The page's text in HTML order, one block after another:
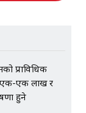
प्राविधिक
एक-एक लाख र
हुने